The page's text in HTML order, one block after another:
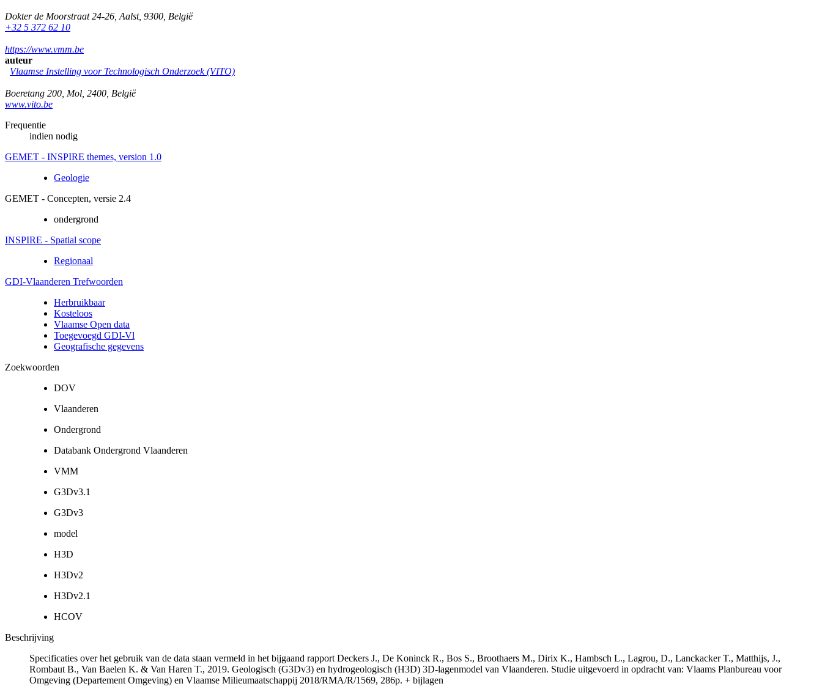
Dokter de Moorstraat 24-26 Aalst, 9300 België
+32 5 372 62 10
https://www.vmm.be
auteur
Vlaamse Instelling voor Technologisch Onderzoek (VITO)
Boeretang 200 Mol 2400 België
www.vito.be
Frequentie
indien nodig
GEMET - INSPIRE themes, version 1.0
Geologie
GEMET - Concepten, versie 2.4
ondergrond
INSPIRE - Spatial scope
Regionaal
GDI-Vlaanderen Trefwoorden
Herbruikbaar
Kosteloos
Vlaamse Open data
Toegevoegd GDI-Vl
Geografische gegevens
Zoekwoorden
DOV
Vlaanderen
Ondergrond
Databank Ondergrond Vlaanderen
VMM
G3Dv3.1
G3Dv3
model
H3D
H3Dv2
H3Dv2.1
HCOV
Beschrijving
Specificaties over het gebruik van de data staan vermeld in het bijgaand rapport Deckers J., De Koninck R., Bos S., Broothaers M., Dirix K., Hambsch L., Lagrou, D., Lanckacker T., Matthijs, J.,
Rombaut B., Van Baelen K. & Van Haren T., 2019. Geologisch (G3Dv3) en hydrogeologisch (H3D) 3D-lagenmodel van Vlaanderen. Studie uitgevoerd in opdracht van: Vlaams Planbureau voor
Omgeving (Departement Omgeving) en Vlaamse Milieumaatschappij 2018/RMA/R/1569, 286p. + bijlagen